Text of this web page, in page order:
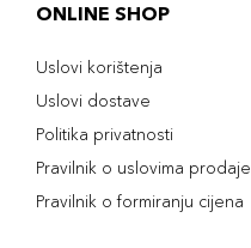
ONLINE SHOP
Uslovi korištenja
Uslovi dostave
Politika privatnosti
Pravilnik o uslovima prodaje
Pravilnik o formiranju cijena